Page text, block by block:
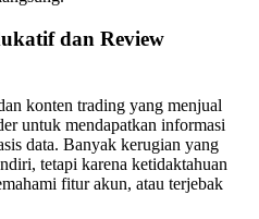
dan Review
konten trading yang menjual
untuk mendapatkan informasi
data. Banyak kerugian yang
tetapi karena ketidaktahuan
fitur akun, atau terjebak